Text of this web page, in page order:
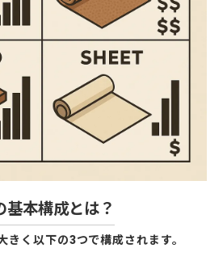
基本構成とは？
きく以下の3つで構成されます。